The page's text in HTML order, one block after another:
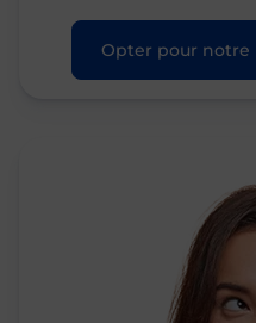
Opter pour notre